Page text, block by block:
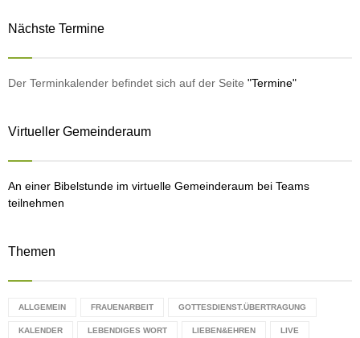
c
o
Nächste Termine
Der Terminkalender befindet sich auf der Seite "Termine"
Virtueller Gemeinderaum
An einer Bibelstunde im virtuelle Gemeinderaum bei Teams
teilnehmen
Themen
ALLGEMEIN FRAUENARBEIT GOTTESDIENST.ÜBERTRAGUNG
KALENDER LEBENDIGES WORT LIEBEN&EHREN LIVE